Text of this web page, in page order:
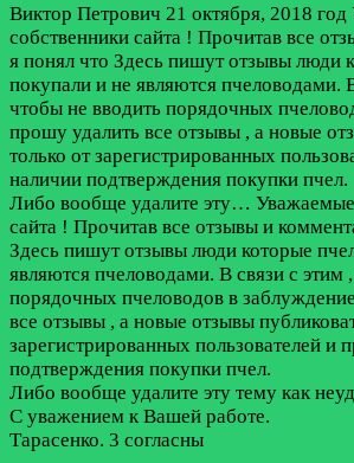
Виктор Петрович 21 октября, 2018 год
собственники сайта ! Прочитав все
я понял что Здесь пишут отзывы люди
покупали и не являются пчеловодами.
чтобы не вводить порядочных
прошу удалить все отзывы , а новые
только от зарегистрированных
наличии подтверждения покупки пчел.
Либо вообще удалите эту…
сайта ! Прочитав все отзывы и
Здесь пишут отзывы люди которые
являются пчеловодами. В связи с этим
порядочных пчеловодов в
все отзывы , а новые отзывы
зарегистрированных пользователей и
подтверждения покупки пчел.
Либо вообще удалите эту тему как
С уважением к Вашей работе.
Тарасенко. 3 согласны